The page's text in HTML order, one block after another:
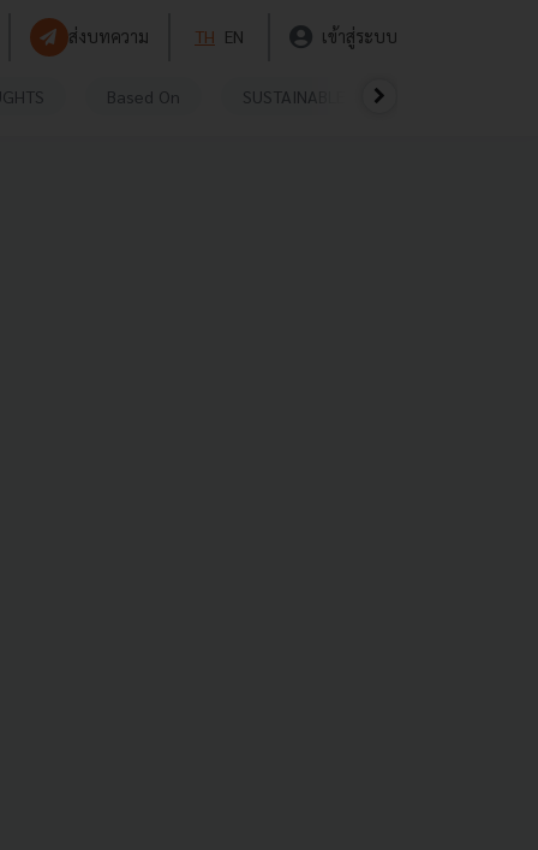
ส่งบทความ TH EN เข้าสู่ระบบ
Based On SUSTAINABLE